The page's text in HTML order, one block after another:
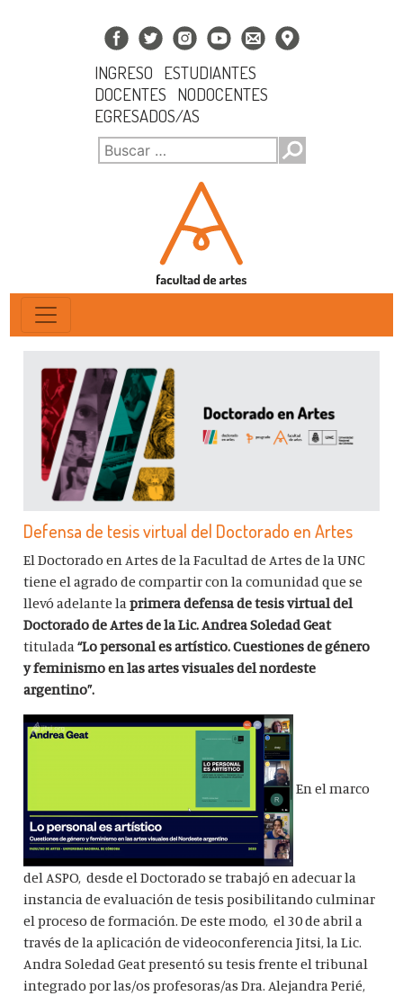
INGRESO
ESTUDIANTES
DOCENTES
NODOCENTES
EGRESADOS/AS
Defensa de tesis virtual del Doctorado en Artes
El Doctorado en Artes de la Facultad de Artes de la UNC
tiene el agrado de compartir con la comunidad que se
llevó adelante laprimera defensa de tesis virtual del
Doctorado de Artes de la Lic. Andrea Soledad Geat
titulada“Lo personal es artístico. Cuestiones de género
y feminismo en las artes visuales del nordeste
argentino”.
En el marco
del ASPO, desde el Doctorado se trabajó en adecuar la
instancia de evaluación de tesis posibilitando culminar
el proceso de formación. De este modo, el 30 de abril a
través de la aplicación de videoconferencia Jitsi, la Lic.
Andra Soledad Geat presentó su tesis frente el tribunal
integrado por las/os profesoras/as Dra. Alejandra Perié,